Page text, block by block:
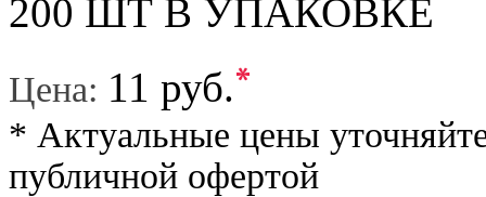
200 ШТ В УПАКОВКЕ
Цена: 11 руб.*
* Актуальные цены
публичной офертой